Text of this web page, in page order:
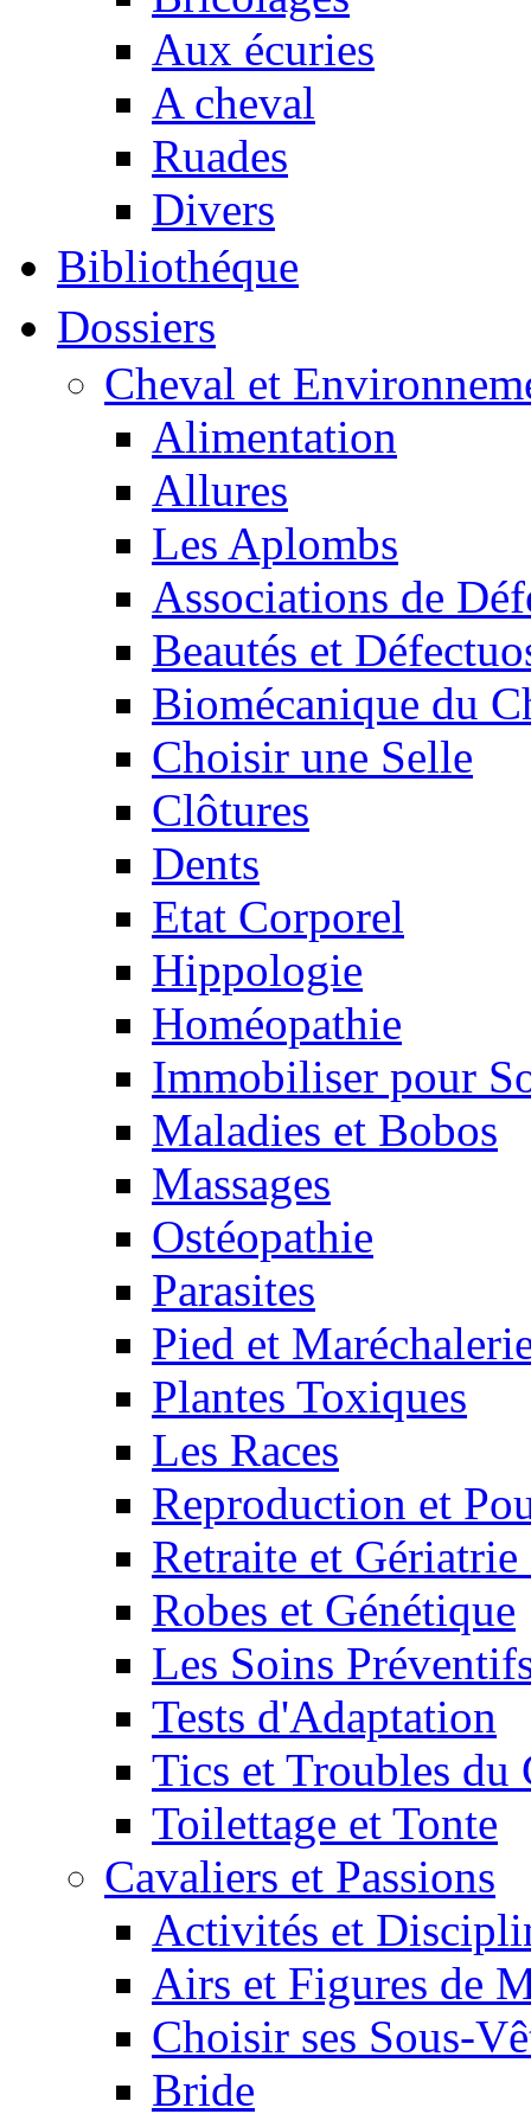
Aux écuries
A cheval
Ruades
Divers
Bibliothéque
Dossiers
Cheval et
Alimentation
Allures
Les Aplombs
Associations de
Beautés et
Biomécanique du
Choisir une Selle
Clôtures
Dents
Etat Corporel
Hippologie
Homéopathie
Immobiliser pour
Maladies et Bobos
Massages
Ostéopathie
Parasites
Pied et
Plantes Toxiques
Les Races
Reproduction et
Retraite et
Robes et Génétique
Les Soins
Tests d'Adaptation
Tics et Troubles du
Toilettage et Tonte
Cavaliers et Passions
Activités et
Airs et Figures de
Choisir ses Sous-
Bride